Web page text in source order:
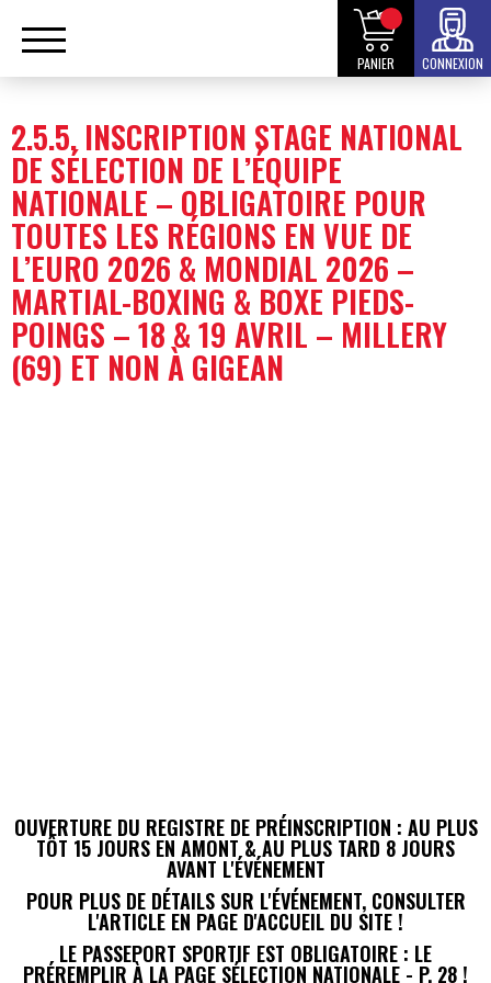
PANIER CONNEXION
2.5.5. INSCRIPTION STAGE NATIONAL
DE SÉLECTION DE L’ÉQUIPE
NATIONALE – OBLIGATOIRE POUR
TOUTES LES RÉGIONS EN VUE DE
L’EURO 2026 & MONDIAL 2026 –
MARTIAL-BOXING & BOXE PIEDS-
POINGS – 18 & 19 AVRIL – MILLERY
(69) ET NON À GIGEAN
OUVERTURE DU REGISTRE DE PRÉINSCRIPTION : AU PLUS
TÔT 15 JOURS EN AMONT & AU PLUS TARD 8 JOURS
AVANT L'ÉVÉNEMENT
POUR PLUS DE DÉTAILS SUR L'ÉVÉNEMENT, CONSULTER
L'ARTICLE EN PAGE D'ACCUEIL DU SITE !
LE PASSEPORT SPORTIF EST OBLIGATOIRE : LE
PRÉREMPLIR À LA PAGE SÉLECTION NATIONALE - P. 28 !